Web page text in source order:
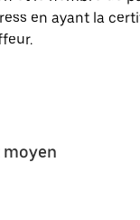
en ayant la
moyen